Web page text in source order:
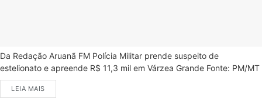
Da Redação Aruanã FM Polícia Militar prende suspeito de
estelionato e apreende R$ 11,3 mil em Várzea Grande Fonte: PM/MT
LEIA MAIS